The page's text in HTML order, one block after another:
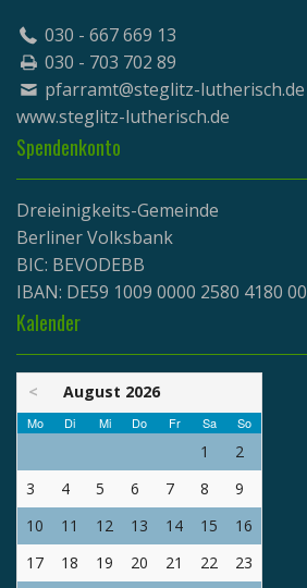
030 - 667 669 13
030 - 703 702 89
pfarramt@steglitz-lutherisch.de
www.steglitz-lutherisch.de
Spendenkonto
Dreieinigkeits-Gemeinde
Berliner Volksbank
BIC: BEVODEBB
IBAN: DE59 1009 0000 2580 4180 00
Kalender
< August 2026
Mo Di Mi Do Fr Sa So
1
2
3
4 5 6 7 8
9
10
11 12 13 14 15
16
17
18 19 20 21 22 23